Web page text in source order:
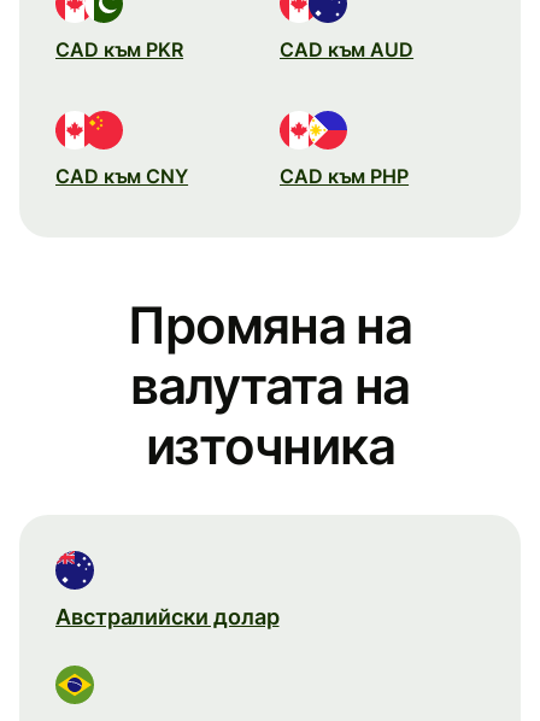
CAD към PKR CAD към AUD
CAD към CNY CAD към PHP
Промяна на
валутата на
източника
Австралийски долар